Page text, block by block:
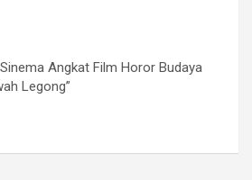
Angkat Film Horor Budaya
Legong”